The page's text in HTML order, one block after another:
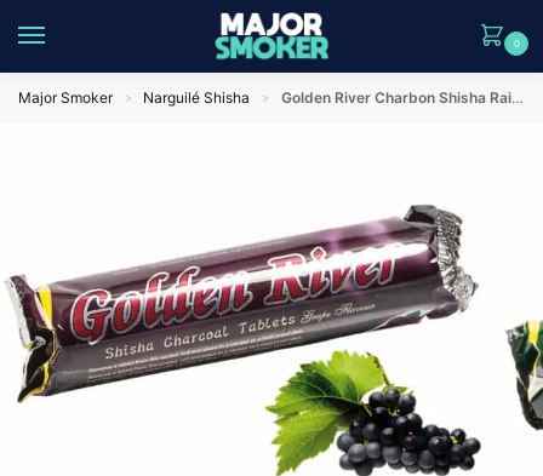
0
Major Smoker > Narguilé Shisha > Golden River Charbon Shisha Raisin 33mm | Charbon Narguilé Aromatisé